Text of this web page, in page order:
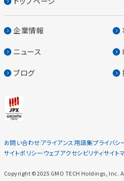
企業情報
ニュース
ブログ
お問い合わせアライアンス 用語集プライバシ
サイトポリシー ウェブアクセシビリティサイト
Copyright ©2025 GMO TECH Holdings, Inc.